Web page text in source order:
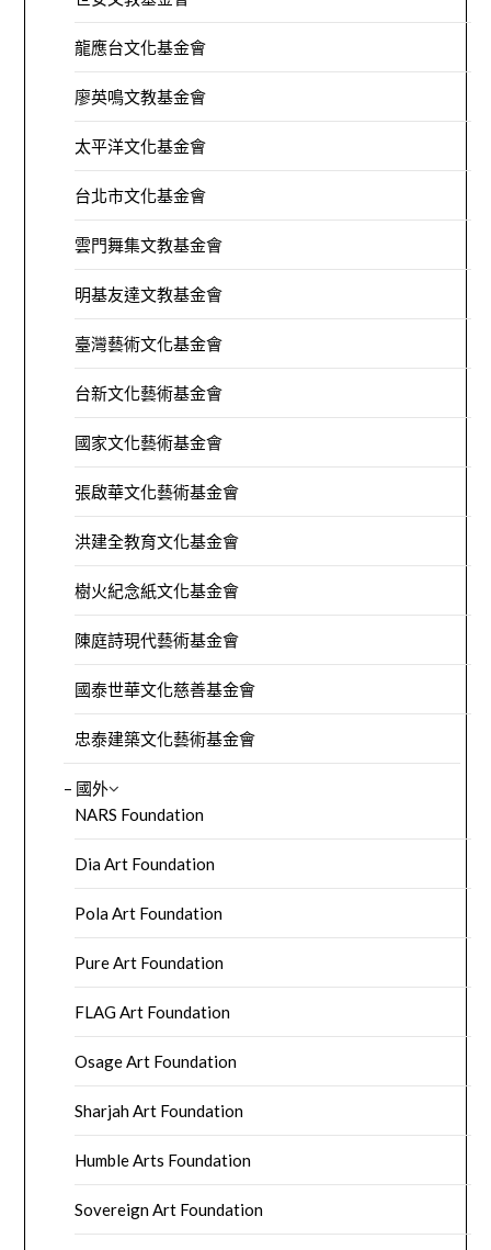
龍應台文化基金會
廖英鳴文教基金會
太平洋文化基金會
台北市文化基金會
雲門舞集文教基金會
明基友達文教基金會
臺灣藝術文化基金會
台新文化藝術基金會
國家文化藝術基金會
張啟華文化藝術基金會
洪建全教育文化基金會
樹火紀念紙文化基金會
陳庭詩現代藝術基金會
國泰世華文化慈善基金會
忠泰建築文化藝術基金會
– 國外
NARS Foundation
Dia Art Foundation
Pola Art Foundation
Pure Art Foundation
FLAG Art Foundation
Osage Art Foundation
Sharjah Art Foundation
Humble Arts Foundation
Sovereign Art Foundation